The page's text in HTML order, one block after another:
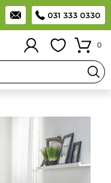
Taxă de livrare 11,99 Lei
031 333 0330
0